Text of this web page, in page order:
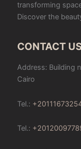
transforming
Discover the
CONTACT
Address: Building
Cairo
Tel.:
Tel.: